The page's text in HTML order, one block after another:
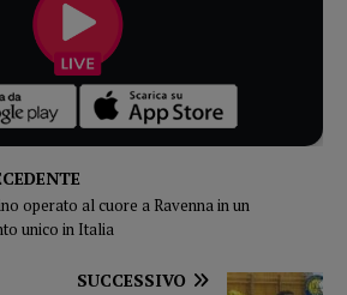
operato al cuore a Ravenna in un
unico in Italia
SUCCESSIVO